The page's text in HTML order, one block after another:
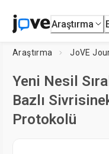
Araştırma
Araştırma JoVE
Yeni Nesil
Bazlı
Protokolü